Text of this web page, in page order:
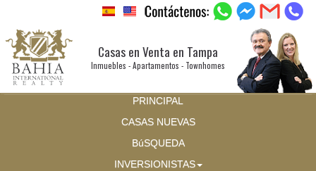
Casas en Venta en Tampa
Inmuebles - Apartamentos - Townhomes
PRINCIPAL
CASAS NUEVAS
BúSQUEDA
INVERSIONISTAS